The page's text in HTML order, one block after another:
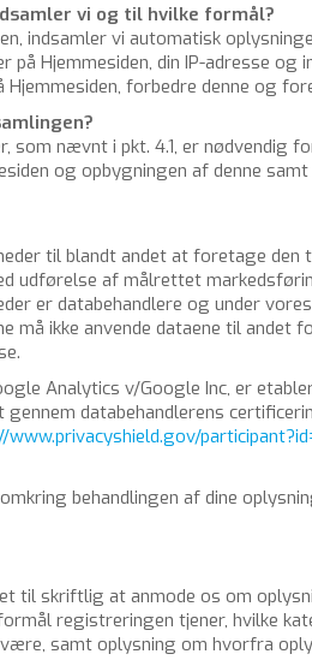
vi og til hvil­ke for­mål?
ind­sam­ler vi au­to­ma­tisk
på Hjem­mesi­den, din IP-adres­se
Hjem­mesi­den, for­bed­re denne og
som nævnt i pkt. 4.1, er
og op­byg­nin­gen af denne
til blandt andet at fo­re­ta­ge
ud­fø­rel­se af må­l­ret­tet
er da­ta­be­hand­le­re og under
må ikke an­ven­de da­ta­e­ne til
Ana­ly­ti­cs v/Goog­le Inc, er
da­ta­be­hand­le­rens
​www.​privacyshield.​gov/​
be­hand­lin­gen af dine
til skrift­lig at an­mo­de os om
re­gi­stre­rin­gen tje­ner, hvil­ke
samt op­lys­ning om hvor­fra